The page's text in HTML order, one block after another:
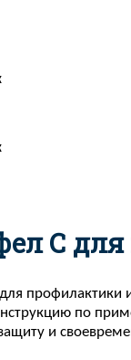
С
профилактики
по
и